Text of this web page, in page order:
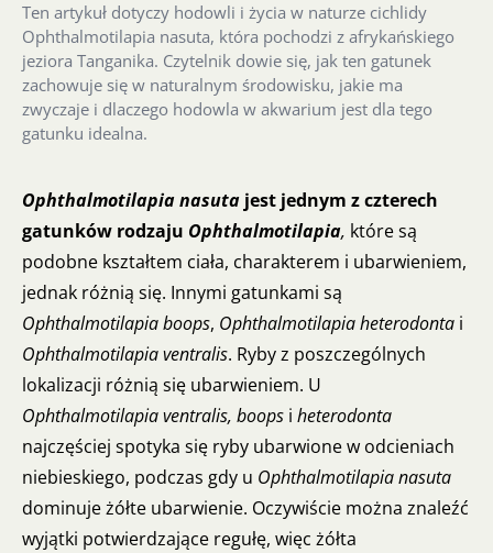
Ten artykuł dotyczy hodowli i życia w naturze cichlidy
Ophthalmotilapia nasuta, która pochodzi z afrykańskiego
jeziora Tanganika. Czytelnik dowie się, jak ten gatunek
zachowuje się w naturalnym środowisku, jakie ma
zwyczaje i dlaczego hodowla w akwarium jest dla tego
gatunku idealna.
Ophthalmotilapia nasuta jest jednym z czterech
gatunków rodzaju Ophthalmotilapia, które są
podobne kształtem ciała, charakterem i ubarwieniem,
jednak różnią się. Innymi gatunkami są
Ophthalmotilapia boops, Ophthalmotilapia heterodonta i
Ophthalmotilapia ventralis. Ryby z poszczególnych
lokalizacji różnią się ubarwieniem. U
Ophthalmotilapia ventralis, boops i heterodonta
najczęściej spotyka się ryby ubarwione w odcieniach
niebieskiego, podczas gdy u Ophthalmotilapia nasuta
dominuje żółte ubarwienie. Oczywiście można znaleźć
wyjątki potwierdzające regułę, więc żółta